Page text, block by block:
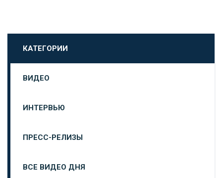
КАТЕГОРИИ
ВИДЕО
ИНТЕРВЬЮ
ПРЕСС-РЕЛИЗЫ
ВСЕ ВИДЕО ДНЯ